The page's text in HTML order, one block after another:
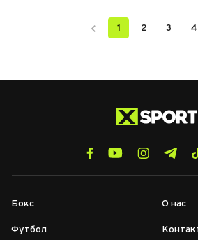
1 2 3 4
Бокс
Футбол
О нас